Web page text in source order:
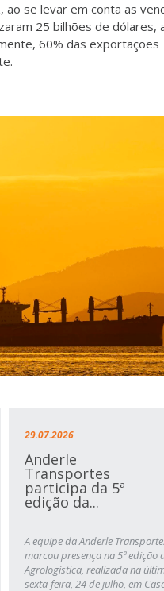
ao se levar em conta as
25 bilhões de dólares,
60% das exportações
29.07.2026
Anderle
Transportes
participa da 5ª
edição da...
A equipe da Anderle
marcou presença na 5ª edição
Agrologística, realizada na
sexta-feira, 24 de julho, em